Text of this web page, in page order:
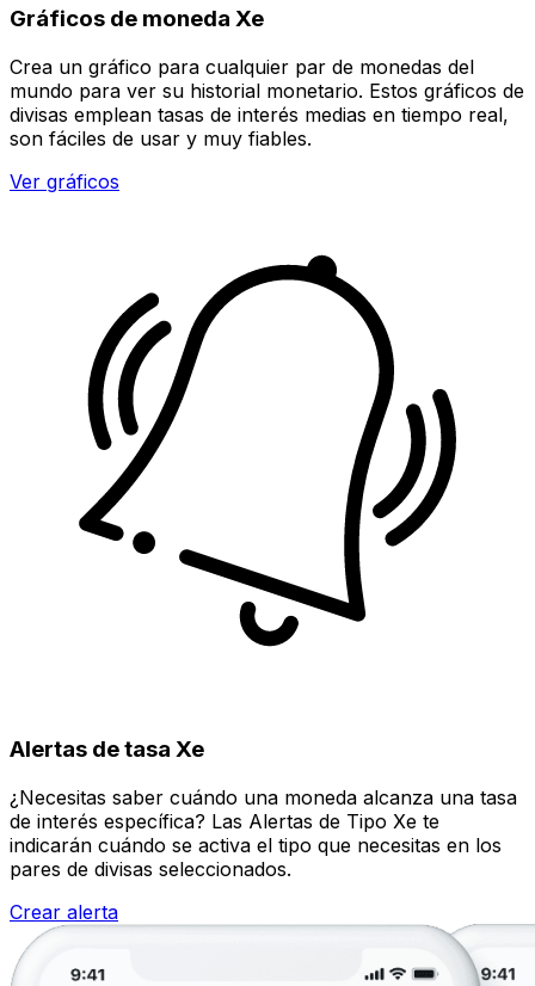
Gráficos de moneda Xe
Crea un gráfico para cualquier par de monedas del
mundo para ver su historial monetario. Estos gráficos de
divisas emplean tasas de interés medias en tiempo real,
son fáciles de usar y muy fiables.
Ver gráficos
Alertas de tasa Xe
¿Necesitas saber cuándo una moneda alcanza una tasa
de interés específica? Las Alertas de Tipo Xe te
indicarán cuándo se activa el tipo que necesitas en los
pares de divisas seleccionados.
Crear alerta